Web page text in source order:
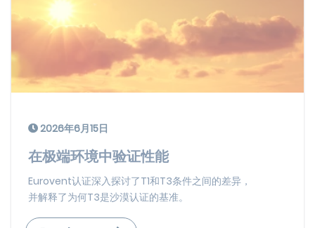
2026年6月15日
在极端环境中验证性能
Eurovent认证深入探讨了T1和T3条件之间的差异，
并解释了为何T3是沙漠认证的基准。